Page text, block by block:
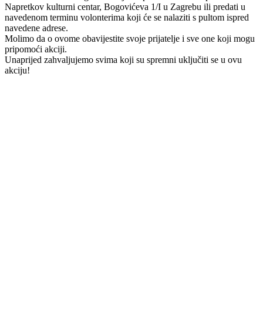
Napretkov kulturni centar, Bogovićeva 1/I u Zagrebu ili predati u
navedenom terminu volonterima koji će se nalaziti s pultom ispred
navedene adrese.
Molimo da o ovome obavijestite svoje prijatelje i sve one koji mogu
pripomoći akciji.
Unaprijed zahvaljujemo svima koji su spremni uključiti se u ovu
akciju!